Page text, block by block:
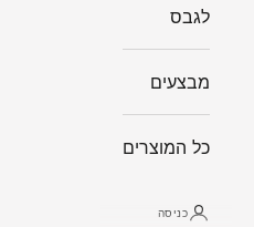
לגבס
מבצעים
כל המוצרים
כניסה